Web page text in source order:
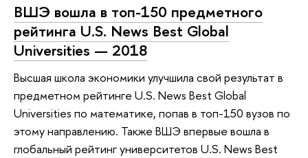
ВШЭ вошла в топ-150 предметного
рейтинга U.S. News Best Global
Universities — 2018
Высшая школа экономики улучшила свой результат в
предметном рейтинге U.S. News Best Global
Universities по математике, попав в топ-150 вузов по
этому направлению. Также ВШЭ впервые вошла в
глобальный рейтинг университетов U.S. News Best